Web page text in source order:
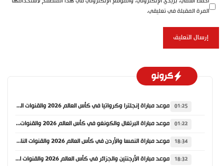
المرة المقبلة في تعليقي.
كرونو
01:25 موعد مباراة إنجلترا وكرواتيا في كأس العالم 2026 والقنوات الناقلة
01:22 موعد مباراة البرتغال والكونغو في كأس العالم 2026 والقنوات الناقلة
18:34 موعد مباراة النمسا والأردن في كأس العالم 2026 والقنوات الناقلة
18:32 موعد مباراة الأرجنتين والجزائر في كأس العالم 2026 والقنوات الناقلة